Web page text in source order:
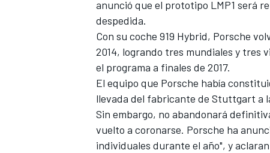
anunció que el prototipo LMP1 será
despedida.
Con su coche 919 Hybrid, Porsche
2014, logrando tres mundiales y tres
el programa a finales de 2017.
El equipo que Porsche había
llevada del fabricante de Stuttgart a
Sin embargo, no abandonará
vuelto a coronarse. Porsche ha
individuales durante el año", y